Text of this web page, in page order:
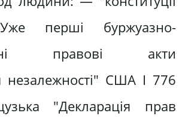
перші буржуазно-
правові акти
незалежності" США І 776
"Декларація прав